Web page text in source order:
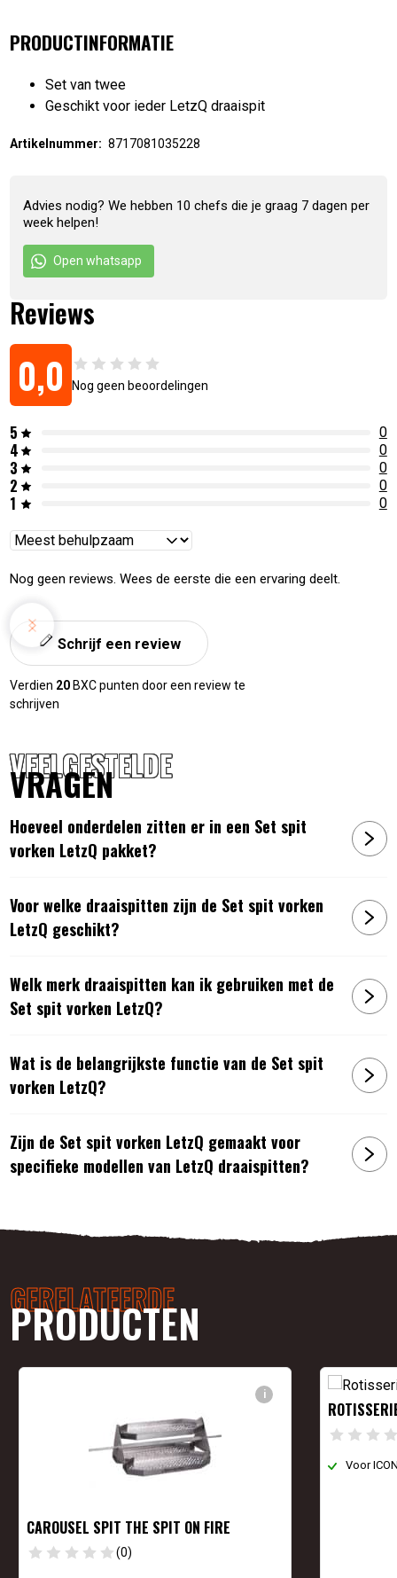
PRODUCTINFORMATIE
Set van twee
Geschikt voor ieder LetzQ draaispit
Artikelnummer: 8717081035228
Advies nodig? We hebben 10 chefs die je graag 7 dagen per
week helpen!
Open whatsapp
Reviews
0,0 Nog geen beoordelingen
5 0
4 0
3 0
2 0
1 0
Reviews
Nog geen reviews. Wees de eerste die een ervaring deelt.
Schrijf een review
Verdien 20 BXC punten door een review te
schrijven
VEELGESTELDE
VRAGEN
Hoeveel onderdelen zitten er in een Set spit
vorken LetzQ pakket?
Voor welke draaispitten zijn de Set spit vorken
LetzQ geschikt?
Welk merk draaispitten kan ik gebruiken met de
Set spit vorken LetzQ?
Wat is de belangrijkste functie van de Set spit
vorken LetzQ?
Zijn de Set spit vorken LetzQ gemaakt voor
specifieke modellen van LetzQ draaispitten?
GERELATEERDE
PRODUCTEN
i
CAROUSEL SPIT THE SPIT ON FIRE
(0)
Voor